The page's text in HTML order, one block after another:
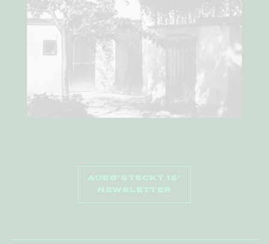
AUSG’STECKT IS’
NEWSLETTER